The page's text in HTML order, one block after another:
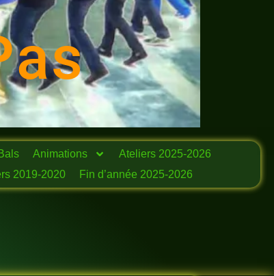
Animations
Ateliers 2025-2026
2019-2020 Fin d’année 2025-2026